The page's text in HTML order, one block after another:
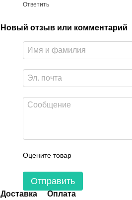
Ответить
Новый отзыв или комментарий
Оцените товар
Отправить
Доставка Оплата